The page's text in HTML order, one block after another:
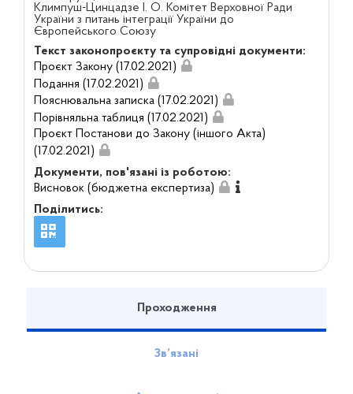
Климпуш-Цинцадзе І. О. Комітет Верховної Ради
України з питань інтеграції України до
Європейського Союзу
Текст законопроєкту та супровідні документи:
Проєкт Закону (17.02.2021)
Подання (17.02.2021)
Пояснювальна записка (17.02.2021)
Порівняльна таблиця (17.02.2021)
Проєкт Постанови до Закону (іншого Акта)
(17.02.2021)
Документи, пов'язані із роботою:
Висновок (бюджетна експертиза)
Поділитись:
Проходження
Зв’язані